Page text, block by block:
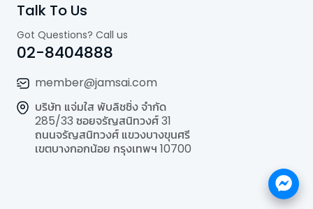
Talk To Us
Got Questions? Call us
02-8404888
member@jamsai.com
บริษัท แจ่มใส พับลิชชิ่ง จำกัด
285/33 ซอยจรัญสนิทวงศ์ 31
ถนนจรัญสนิทวงศ์ แขวงบางขุนศรี
เขตบางกอกน้อย กรุงเทพฯ 10700